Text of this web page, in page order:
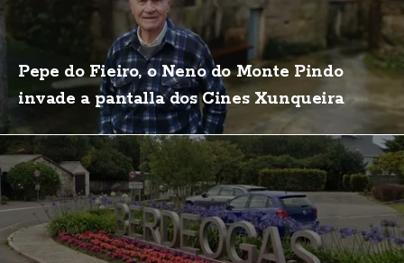
Pepe do Fieiro, o Neno do Monte Pindo
invade a pantalla dos Cines Xunqueira